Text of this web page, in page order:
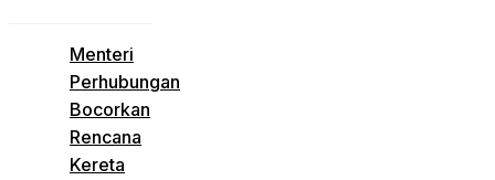
Menteri
Perhubungan
Bocorkan
Rencana
Kereta